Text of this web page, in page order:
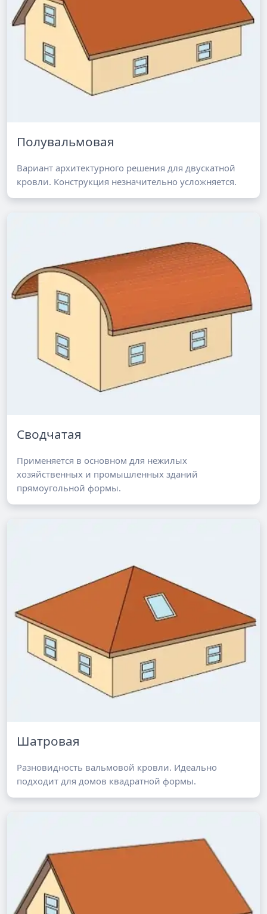
Полувальмовая
Вариант архитектурного решения для двускатной
кровли. Конструкция незначительно усложняется.
Сводчатая
Применяется в основном для нежилых
хозяйственных и промышленных зданий
прямоугольной формы.
Шатровая
Разновидность вальмовой кровли. Идеально
подходит для домов квадратной формы.